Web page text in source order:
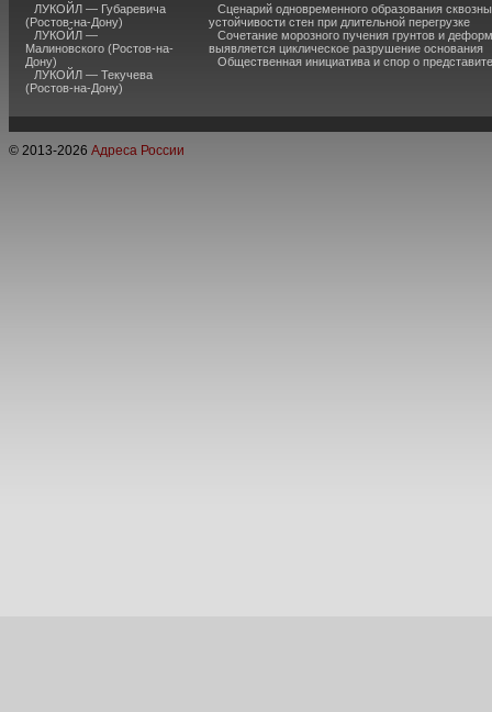
ЛУКОЙЛ — Губаревича
(Ростов-на-Дону)
ЛУКОЙЛ —
Малиновского (Ростов-на-
Дону)
ЛУКОЙЛ — Текучева
(Ростов-на-Дону)
Сценарий одновременного образования
устойчивости стен при длительной перегрузке
Сочетание морозного пучения грунтов и
выявляется циклическое разрушение основания
Общественная инициатива и спор о
© 2013-2026 Адреса России